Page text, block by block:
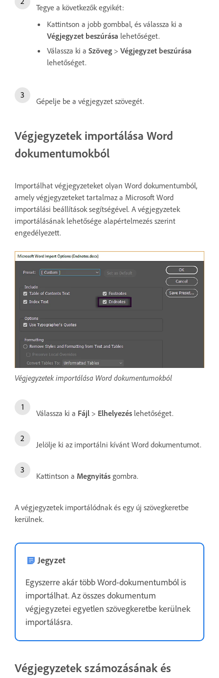
Tegye a következők egyikét:
Kattintson a jobb gombbal, és válassza ki a
Végjegyzet beszúrása lehetőséget.
Válassza ki a Szöveg > Végjegyzet beszúrása
lehetőséget.
Gépelje be a végjegyzet szövegét.
Végjegyzetek importálása Word
dokumentumokból
Importálhat végjegyzeteket olyan Word dokumentumból,
amely végjegyzeteket tartalmaz a Microsoft Word
importálási beállítások segítségével. A végjegyzetek
importálásának lehetősége alapértelmezés szerint
engedélyezett.
Végjegyzetek importálása Word dokumentumokból
Válassza ki a Fájl > Elhelyezés lehetőséget.
Jelölje ki az importálni kívánt Word dokumentumot.
Kattintson a Megnyitás gombra.
A végjegyzetek importálódnak és egy új szövegkeretbe
kerülnek.
Jegyzet
Egyszerre akár több Word-dokumentumból is
importálhat. Az összes dokumentum
végjegyzetei egyetlen szövegkeretbe kerülnek
importálásra.
Végjegyzetek számozásának és